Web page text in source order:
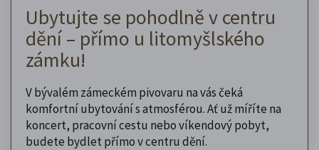
Ubytujte se pohodlně v centru
dění – přímo u litomyšlského
zámku!
V bývalém zámeckém pivovaru na vás čeká
komfortní ubytování s atmosférou. Ať už míříte na
koncert, pracovní cestu nebo víkendový pobyt,
budete bydlet přímo v centru dění.